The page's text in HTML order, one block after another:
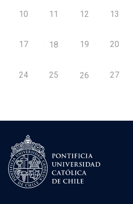
10 11 12 13
17 18 19 20
24 25 26 27